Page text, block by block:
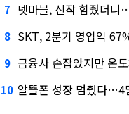
7 넷마블, 신작 힘줬더니
8 SKT, 2분기 영업익
9 금융사 손잡았지만 온도차…
10 알뜰폰 성장 멈췄다…4